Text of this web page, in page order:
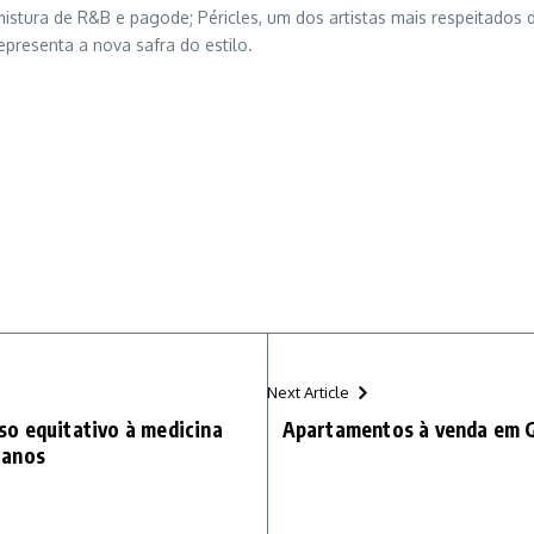
de R&B e pagode; Péricles, um dos artistas mais
a nova safra do estilo.
equitativo à medicina
Next Article
Apartamentos à venda em